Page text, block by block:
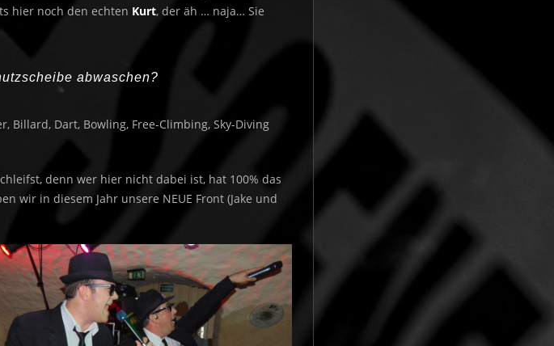
hier noch den echten Kurt, der äh … naja… Sie
abwaschen?
Dart, Bowling, Free-Climbing, Sky-Diving
denn wer hier nicht dabei ist, hat 100% das
wir in diesem Jahr unsere NEUE Front (Jake und